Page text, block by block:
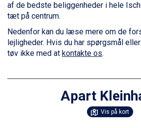
af de bedste beliggenheder i hele
tæt på centrum.
Nedenfor kan du læse mere om de
lejligheder. Hvis du har spørgsmål
tøv ikke med at kontakte os.
Apart
Vis på kort